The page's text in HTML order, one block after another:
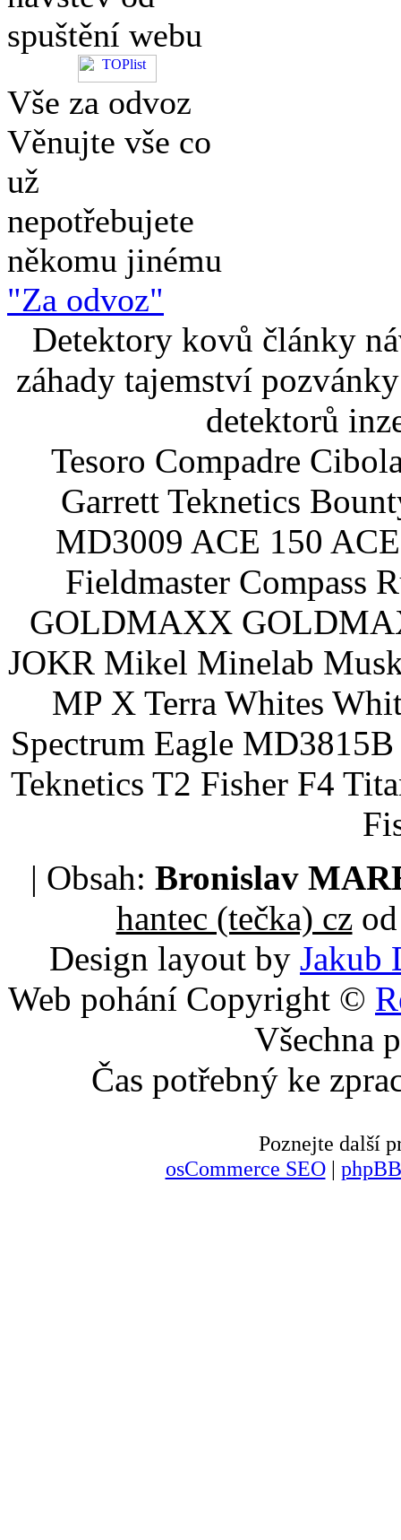
spuštění webu
Vše za odvoz
Věnujte vše co
už
nepotřebujete
někomu jinému
"Za odvoz"
Detektory kovů články
záhady tajemství
detektorů
Tesoro Compadre
Garrett Teknetics
MD3009 ACE 150
Fieldmaster Compass
GOLDMAXX
JOKR Mikel Minelab
MP X Terra Whites
Spectrum Eagle
Teknetics T2 Fisher F4
| Obsah: Bronislav
hantec (tečka) czod
Design layout by Jakub
Web pohání Copyright ©
Všechna
Čas potřebný ke
Poznejte další
osCommerce SEO|